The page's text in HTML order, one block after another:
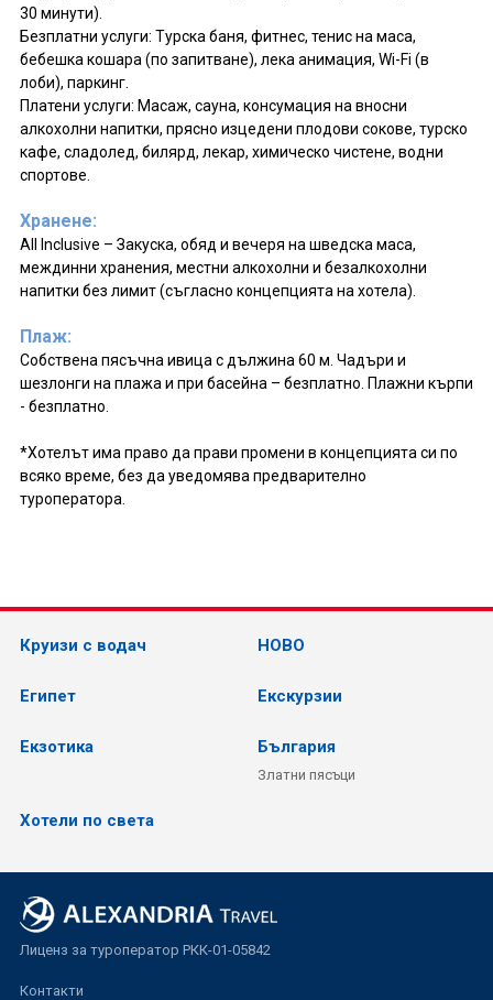
30 минути).
Безплатни услуги: Турска баня, фитнес, тенис на маса,
бебешка кошара (по запитване), лека анимация, Wi-Fi (в
лоби), паркинг.
Платени услуги: Масаж, сауна, консумация на вносни
алкохолни напитки, прясно изцедени плодови сокове, турско
кафе, сладолед, билярд, лекар, химическо чистене, водни
спортове.
Хранене:
All Inclusive – Закуска, обяд и вечеря на шведска маса,
междинни хранения, местни алкохолни и безалкохолни
напитки без лимит (съгласно концепцията на хотела).
Плаж:
Собствена пясъчна ивица с дължина 60 м. Чадъри и
шезлонги на плажа и при басейна – безплатно. Плажни кърпи
- безплатно.
*Хотелът има право да прави промени в концепцията си по
всяко време, без да уведомява предварително
туроператора.
Круизи с водач НОВО
Египет Екскурзии
Екзотика България
Златни пясъци
Хотели по света
Лиценз за туроператор РКК-01-05842
Контакти